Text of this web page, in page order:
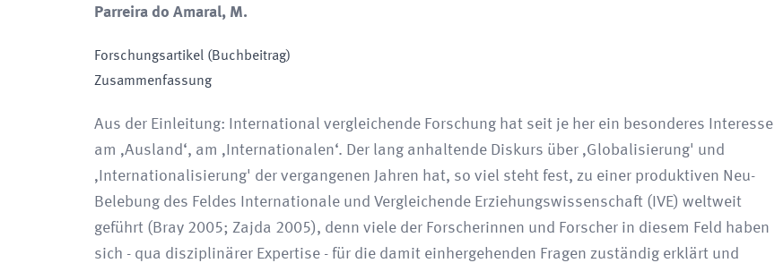
Parreira do Amaral, M.
Forschungsartikel (Buchbeitrag)
Zusammenfassung
Aus der Einleitung: International vergleichende Forschung hat seit je her ein besonderes Interesse
am ‚Ausland‘, am ‚Internationalen‘. Der lang anhaltende Diskurs über ‚Globalisierung' und
‚Internationalisierung' der vergangenen Jahren hat, so viel steht fest, zu einer produktiven Neu-
Belebung des Feldes Internationale und Vergleichende Erziehungswissenschaft (IVE) weltweit
geführt (Bray 2005; Zajda 2005), denn viele der Forscherinnen und Forscher in diesem Feld haben
sich - qua disziplinärer Expertise - für die damit einhergehenden Fragen zuständig erklärt und